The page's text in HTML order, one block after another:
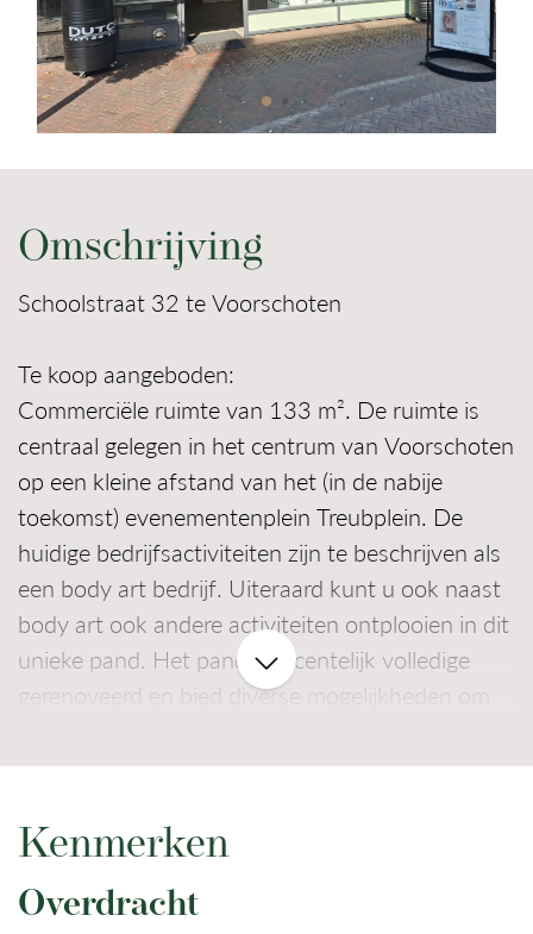
Omschrijving
Schoolstraat 32 te Voorschoten
Te koop aangeboden:
Commerciële ruimte van 133 m². De ruimte is
centraal gelegen in het centrum van Voorschoten
op een kleine afstand van het (in de nabije
toekomst) evenementenplein Treubplein. De
huidige bedrijfsactiviteiten zijn te beschrijven als
een body art bedrijf. Uiteraard kunt u ook naast
body art ook andere activiteiten ontplooien in dit
unieke pand. Het pand is recentelijk volledige
gerenoveerd en bied diverse mogelijkheden om
De ruimte is centraal gelegen aan de
parkeergelegenheid. De winkelruimte ligt in de
Kenmerken
Overdracht